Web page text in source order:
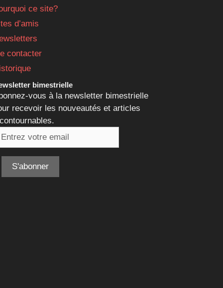
ce site?
d’amis
contacter
bimestrielle
vous à la newsletter bimestrielle
recevoir les nouveautés et articles